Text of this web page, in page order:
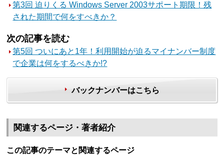
第3回 迫りくる Windows Server 2003サポート期限！残
された期間で何をすべきか？
次の記事を読む
第5回 ついにあと1年！利用開始が迫るマイナンバー制度
で企業は何をするべきか!?
バックナンバーはこちら
関連するページ・著者紹介
この記事のテーマと関連するページ